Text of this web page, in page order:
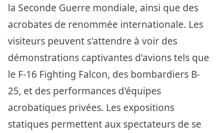
la Seconde Guerre mondiale, ainsi que des
acrobates de renommée internationale. Les
visiteurs peuvent s'attendre à voir des
démonstrations captivantes d'avions tels que
le F-16 Fighting Falcon, des bombardiers B-
25, et des performances d'équipes
acrobatiques privées. Les expositions
statiques permettent aux spectateurs de se